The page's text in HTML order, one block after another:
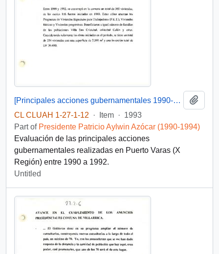
[Principales acciones gubernamentales 1990-1992 de la comuna de Puerto Varas]
CL CLUAH 1-27-1-12
· Item · 1993
Part of Presidente Patricio Aylwin Azócar (1990-1994)
Evaluación de las principales acciones
gubernamentales realizadas en Puerto Varas (X
Región) entre 1990 a 1992.
Untitled